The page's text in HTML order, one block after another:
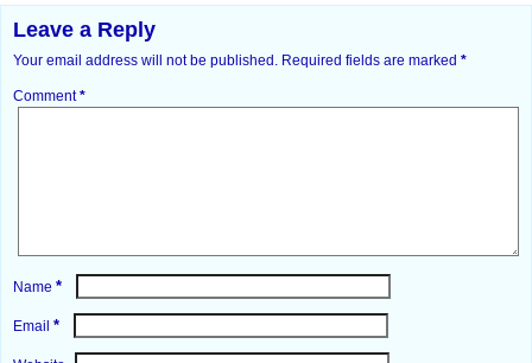
Leave a Reply
Your email address will not be published. Required fields are marked *
Comment*
Name *
Email *